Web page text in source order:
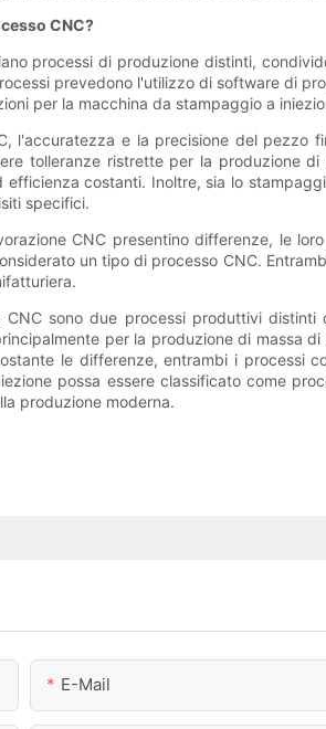
CNC?
processi di produzione distinti,
prevedono l'utilizzo di software di
per la macchina da stampaggio a
l'accuratezza e la precisione del
tolleranze ristrette per la produzione
costanti. Inoltre, sia lo
specifici.
CNC presentino differenze, le
un tipo di processo CNC.
sono due processi produttivi
per la produzione di massa
le differenze, entrambi i processi
possa essere classificato come
produzione moderna.
E-Mail